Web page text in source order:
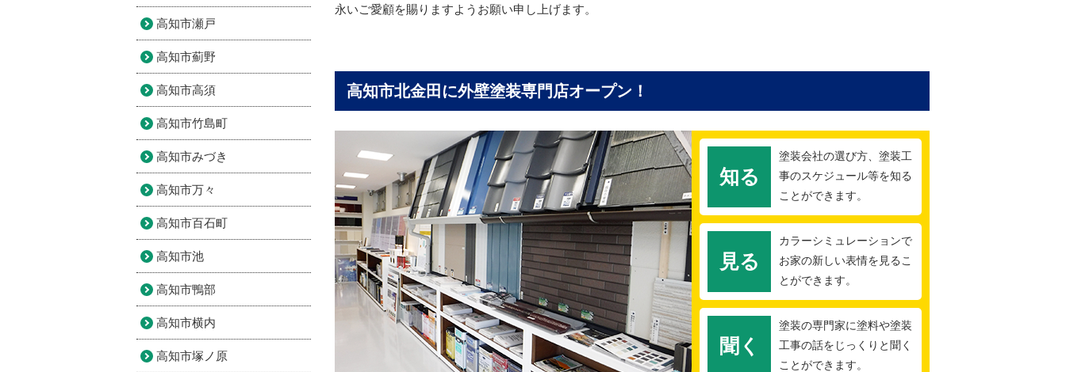
永いご愛顧を賜りますようお願い申し上げます。
高知市北金田に外壁塗装専門店オープン！
知る
塗装会社の選び方、塗装工
事のスケジュール等を知る
ことができます。
見る
カラーシミュレーションで
お家の新しい表情を見るこ
とができます。
聞く
塗装の専門家に塗料や塗装
工事の話をじっくりと聞く
ことができます。
高知市瀬戸
高知市薊野
高知市高須
高知市竹島町
高知市みづき
高知市万々
高知市百石町
高知市池
高知市鴨部
高知市横内
高知市塚ノ原